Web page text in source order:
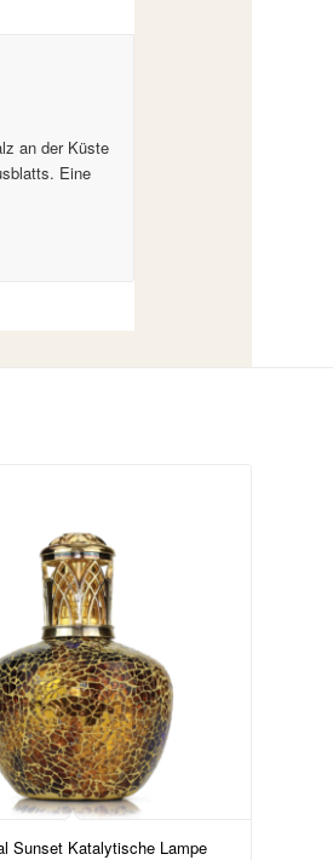
an der Küste
Eine
Sunset Katalytische Lampe